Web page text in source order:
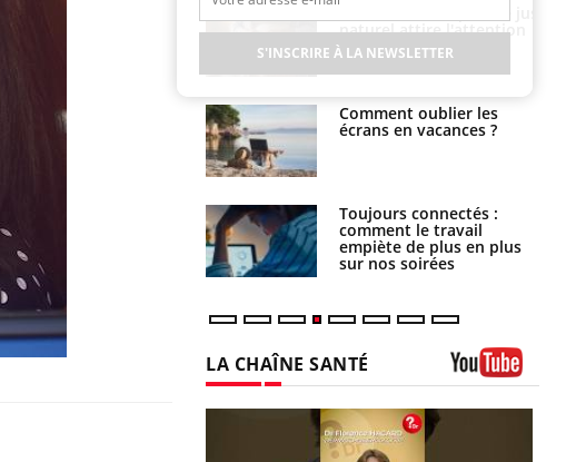
pendant les vacances ?
Hantavirus : un cas
détecté chez un touriste
rapport s’interroge sur
son taux élevé en France
naturel attire l'attention
des chercheurs
Comment oublier les
écrans en vacances ?
Toujours connectés :
comment le travail
empiète de plus en plus
sur nos soirées
LA CHAÎNE SANTÉ
S'INSCRIRE À LA NEWSLETTER